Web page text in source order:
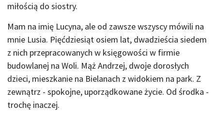
miłością do siostry.
Mam na imię Lucyna, ale od zawsze wszyscy mówili na
mnie Lusia. Pięćdziesiąt osiem lat, dwadzieścia siedem
z nich przepracowanych w księgowości w firmie
budowlanej na Woli. Mąż Andrzej, dwoje dorosłych
dzieci, mieszkanie na Bielanach z widokiem na park. Z
zewnątrz - spokojne, uporządkowane życie. Od środka -
trochę inaczej.